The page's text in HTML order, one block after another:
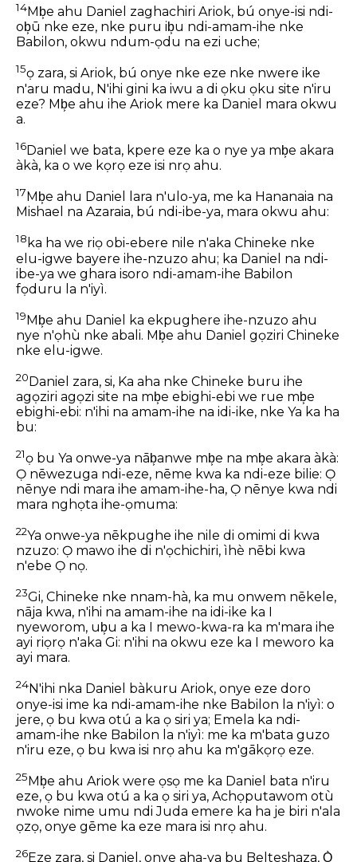
14Mb͕e ahu Daniel zaghachiri Ariok, bú onye-isi ndi-
ob͕ū nke eze, nke puru ib͕u ndi-amam-ihe nke
Babilon, okwu ndum-ọdu na ezi uche;
15ọ zara, si Ariok, bú onye nke eze nke nwere ike
n'aru madu, N'ihi gini ka iwu a di ọku ọku site n'iru
eze? Mb͕e ahu ihe Ariok mere ka Daniel mara okwu
a.
16Daniel we bata, kpere eze ka o nye ya mb͕e akara
àkà, ka o we kọrọ eze isi nrọ ahu.
17 Mb͕e ahu Daniel lara n'ulo-ya, me ka Hananaia na
Mishael na Azaraia, bú ndi-ibe-ya, mara okwu ahu:
18 ka ha we riọ obi-ebere nile n'aka Chineke nke
elu-igwe bayere ihe-nzuzo ahu; ka Daniel na ndi-
ibe-ya we ghara isoro ndi-amam-ihe Babilon
fọduru la n'iyì.
19Mb͕e ahu Daniel ka ekpughere ihe-nzuzo ahu
nye n'ọhù nke abali. Mb͕e ahu Daniel gọziri Chineke
nke elu-igwe.
20 Daniel zara, si, Ka aha nke Chineke buru ihe
agọziri agọzi site na mb͕e ebighi-ebi we rue mb͕e
ebighi-ebi: n'ihi na amam-ihe na idi-ike, nke Ya ka ha
bu:
21ọ bu Ya onwe-ya nāb͕anwe mb͕e na mb͕e akara àkà:
Ọ nēwezuga ndi-eze, nēme kwa ka ndi-eze bilie: Ọ
nēnye ndi mara ihe amam-ihe-ha, Ọ nēnye kwa ndi
mara nghọta ihe-ọmuma:
22Ya onwe-ya nēkpughe ihe nile di omimi di kwa
nzuzo: Ọ mawo ihe di n'ọchichiri, ìhè nēbi kwa
n'ebe Ọ nọ.
23Gi, Chineke nke nnam-hà, ka mu onwem nēkele,
nāja kwa, n'ihi na amam-ihe na idi-ike ka I
nyeworom, ub͕u a ka I mewo-kwa-ra ka m'mara ihe
ayi riọrọ n'aka Gi: n'ihi na okwu eze ka I meworo ka
ayi mara.
24N'ihi nka Daniel bàkuru Ariok, onye eze doro
onye-isi ime ka ndi-amam-ihe nke Babilon la n'iyì: o
jere, ọ bu kwa otú a ka ọ siri ya; Emela ka ndi-
amam-ihe nke Babilon la n'iyì: me ka m'bata guzo
n'iru eze, ọ bu kwa isi nrọ ahu ka m'gākọrọ eze.
25Mb͕e ahu Ariok were ọsọ me ka Daniel bata n'iru
eze, ọ bu kwa otú a ka ọ siri ya, Achọputawom otù
nwoke nime umu ndi Juda emere ka ha je biri n'ala
ọzọ, onye gēme ka eze mara isi nrọ ahu.
26Eze zara, si Daniel, onye aha-ya bu Belteshaza, Ọ̀